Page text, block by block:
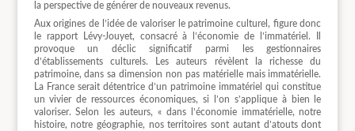
la perspective de générer de nouveaux revenus.
Aux origines de l’idée de valoriser le patrimoine culturel, figure donc
le rapport Lévy-Jouyet, consacré à l’économie de l’immatériel. Il
provoque un déclic significatif parmi les gestionnaires
d’établissements culturels. Les auteurs révèlent la richesse du
patrimoine, dans sa dimension non pas matérielle mais immatérielle.
La France serait détentrice d’un patrimoine immatériel qui constitue
un vivier de ressources économiques, si l’on s’applique à bien le
valoriser. Selon les auteurs, « dans l’économie immatérielle, notre
histoire, notre géographie, nos territoires sont autant d’atouts dont